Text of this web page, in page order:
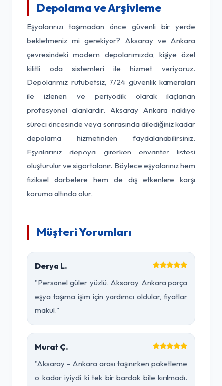
Depolama ve Arşivleme
Eşyalarınızı taşımadan önce güvenli bir yerde
bekletmeniz mi gerekiyor? Aksaray ve Ankara
çevresindeki modern depolarımızda, kişiye özel
kilitli oda sistemleri ile hizmet veriyoruz.
Depolarımız rutubetsiz, 7/24 güvenlik kameraları
ile izlenen ve periyodik olarak ilaçlanan
profesyonel alanlardır. Aksaray Ankara nakliye
süreci öncesinde veya sonrasında dilediğiniz kadar
depolama hizmetinden faydalanabilirsiniz.
Eşyalarınız depoya girerken envanter listesi
oluşturulur ve sigortalanır. Böylece eşyalarınız hem
fiziksel darbelere hem de dış etkenlere karşı
koruma altında olur.
Müşteri Yorumları
Derya L.
"Personel güler yüzlü. Aksaray Ankara parça
eşya taşıma işim için yardımcı oldular, fiyatlar
makul."
Murat Ç.
"Aksaray - Ankara arası taşınırken paketleme
o kadar iyiydi ki tek bir bardak bile kırılmadı.